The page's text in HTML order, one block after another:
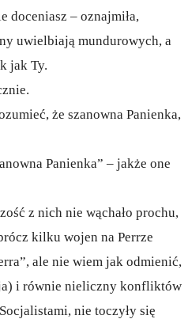
doceniasz – oznajmiła,
uwielbiają mundurowych, a
jak Ty.
że szanowna Panienka,
Panienka” – jakże one
z nich nie wąchało prochu,
kilku wojen na Perrze
ale nie wiem jak odmienić,
i równie nieliczny konfliktów
nie toczyły się